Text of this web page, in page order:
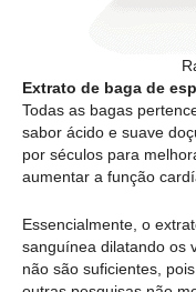
Extrato de baga de
Todas as bagas
sabor ácido e suave
por séculos para
aumentar a função
Essencialmente, o
sanguínea dilatando os
não são suficientes,